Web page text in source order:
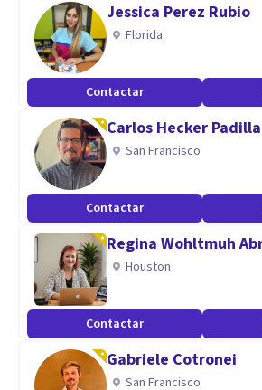
Jessica Perez Rubio
Florida
Contactar
Carlos Hecker Padilla
San Francisco
Contactar
Regina Wohltmuh
Houston
Contactar
Gabriele Cotronei
San Francisco